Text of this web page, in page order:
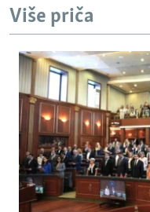
Više priča